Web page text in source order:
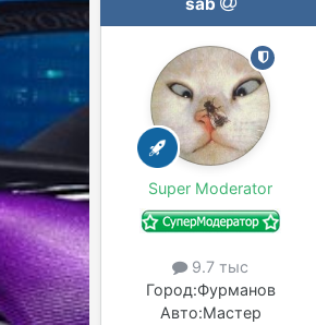
Super Moderator
9.7 тыс
Город:Фурманов
Авто:Мастер